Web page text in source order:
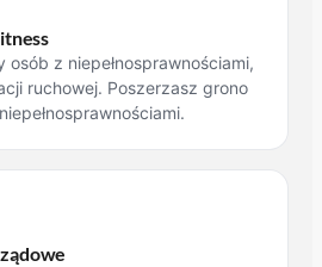
osób z niepełnosprawnościami,
ruchowej. Poszerzasz grono